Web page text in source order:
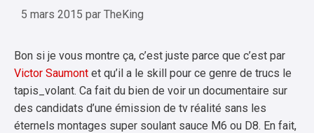
5 mars 2015 par TheKing
Bon si je vous montre ça, c’est juste parce que c’est par
Victor Saumont et qu’il a le skill pour ce genre de trucs le
tapis_volant. Ca fait du bien de voir un documentaire sur
des candidats d’une émission de tv réalité sans les
éternels montages super soulant sauce M6 ou D8. En fait,